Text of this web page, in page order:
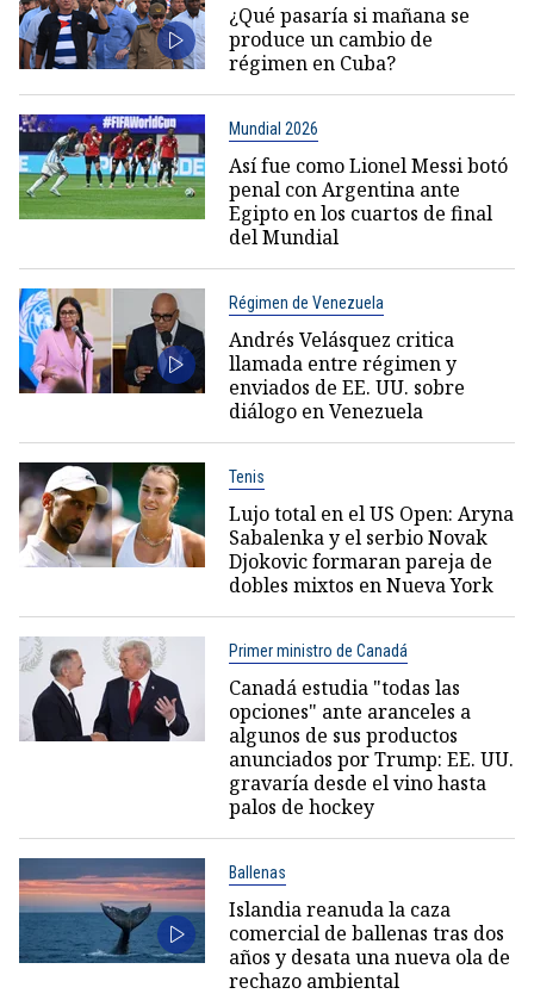
¿Qué pasaría si mañana se
produce un cambio de
régimen en Cuba?
Mundial 2026
Así fue como Lionel Messi botó
penal con Argentina ante
Egipto en los cuartos de final
del Mundial
Régimen de Venezuela
Andrés Velásquez critica
llamada entre régimen y
enviados de EE. UU. sobre
diálogo en Venezuela
Tenis
Lujo total en el US Open: Aryna
Sabalenka y el serbio Novak
Djokovic formaran pareja de
dobles mixtos en Nueva York
Primer ministro de Canadá
Canadá estudia "todas las
opciones" ante aranceles a
algunos de sus productos
anunciados por Trump: EE. UU.
gravaría desde el vino hasta
palos de hockey
Ballenas
Islandia reanuda la caza
comercial de ballenas tras dos
años y desata una nueva ola de
rechazo ambiental